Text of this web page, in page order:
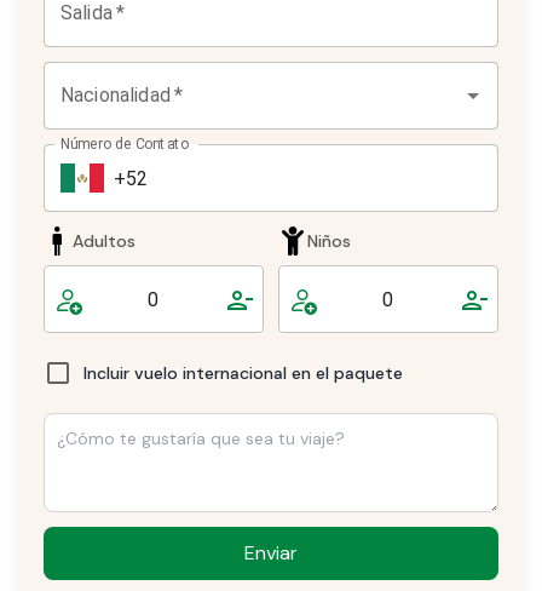
Salida*
Nacionalidad *
Número de Contato
Adultos Niños
Incluir vuelo internacional en el paquete
Enviar